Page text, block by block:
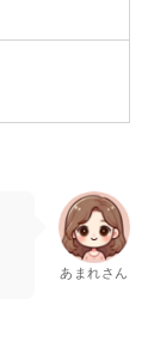
あまれさん